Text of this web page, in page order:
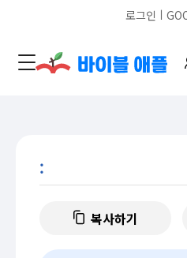
로그인 ㅣ
:
복사하기